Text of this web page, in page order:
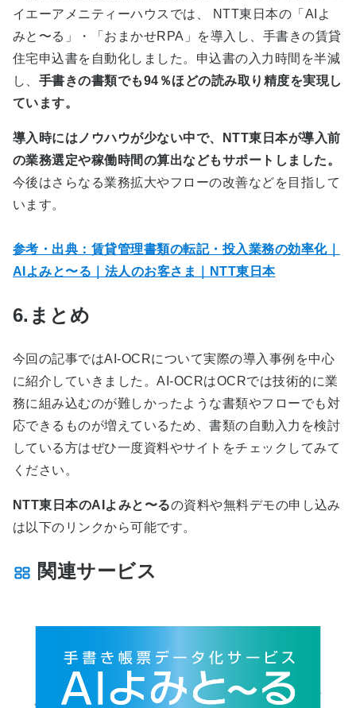
イエーアメニティーハウスでは、
NTT東日本の「 AI よ
みと〜る」・「おまかせRPA 」を導入し、手書きの賃貸
住宅申込書を自動化しました。申込書の入力時間を半減
し、 手書きの書類でも94％ほどの読み取り精度を実現し
ています。
導入時にはノウハウが少ない中で、NTT東日本が導入前
の業務選定や稼働時間の算出などもサポートしました。
今後はさらなる業務拡大やフローの改善などを目指して
います。
参考・出典：賃貸管理書類の転記・投入業務の効率化｜
AIよみと〜る｜法人のお客さま｜NTT東日本
6.まとめ
今回の記事ではAI-OCRについて実際の導入事例を中心
に紹介していきました。AI-OCRはOCRでは技術的に業
務に組み込むのが難しかったような書類やフローでも対
応できるものが増えているため、書類の自動入力を検討
している方はぜひ一度資料やサイトをチェックしてみて
ください。
NTT東日本のAIよみと〜るの資料や無料デモの申し込み
は以下のリンクから可能です。
関連サービス